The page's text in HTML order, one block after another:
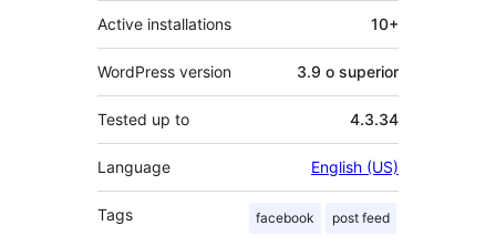
Active installations 10+
WordPress version 3.9 o superior
Tested up to 4.3.34
Language English (US)
Tags facebook post feed